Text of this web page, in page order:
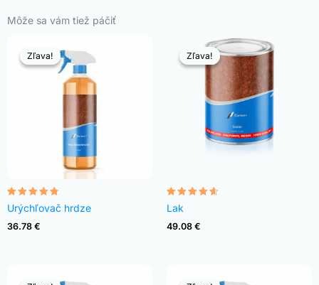
Môže sa vám tiež páčiť
Zľava!
Zľava!
Hodnotenie
4.68
z 5
Urýchľovač hrdze
36.78 €
Zľava!
Zľava!
Hodnotenie
4.54
z 5
Lak
49.08 €